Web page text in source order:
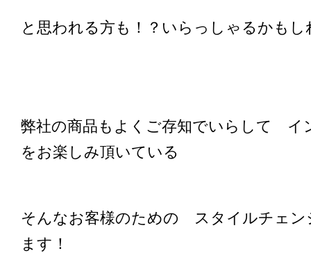
と思われる方も！？いらっしゃるかも
弊社の商品もよくご存知でいらして イ
をお楽しみ頂いている
そんなお客様のための スタイルチェ
ます！